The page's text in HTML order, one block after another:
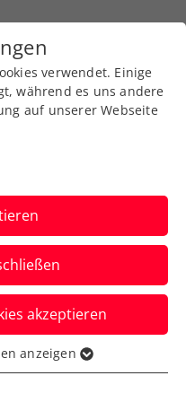
schlägt
auf
steigt im
Open die
12.06.2025
verwendet. Einige
während es uns andere
auf unserer Webseite
akzeptieren
anzeigen